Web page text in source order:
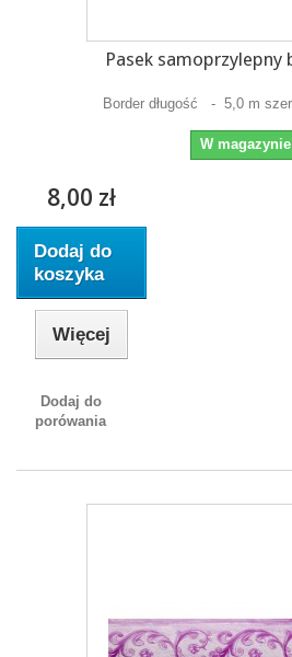
Pasek samoprzylepny
Border długość - 5,0 m
W magazynie
8,00 zł
Dodaj do
koszyka
Więcej
Dodaj do
porówania